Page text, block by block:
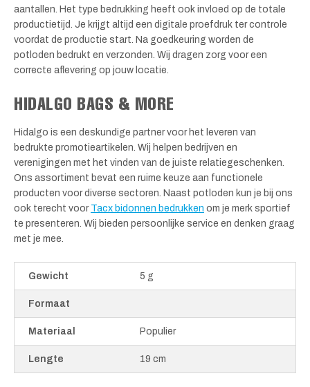
aantallen. Het type bedrukking heeft ook invloed op de totale
productietijd. Je krijgt altijd een digitale proefdruk ter controle
voordat de productie start. Na goedkeuring worden de
potloden bedrukt en verzonden. Wij dragen zorg voor een
correcte aflevering op jouw locatie.
HIDALGO BAGS & MORE
Hidalgo is een deskundige partner voor het leveren van
bedrukte promotieartikelen. Wij helpen bedrijven en
verenigingen met het vinden van de juiste relatiegeschenken.
Ons assortiment bevat een ruime keuze aan functionele
producten voor diverse sectoren. Naast potloden kun je bij ons
ook terecht voor Tacx bidonnen bedrukken om je merk sportief
te presenteren. Wij bieden persoonlijke service en denken graag
met je mee.
Gewicht 5 g
Formaat
Materiaal Populier
Lengte 19 cm